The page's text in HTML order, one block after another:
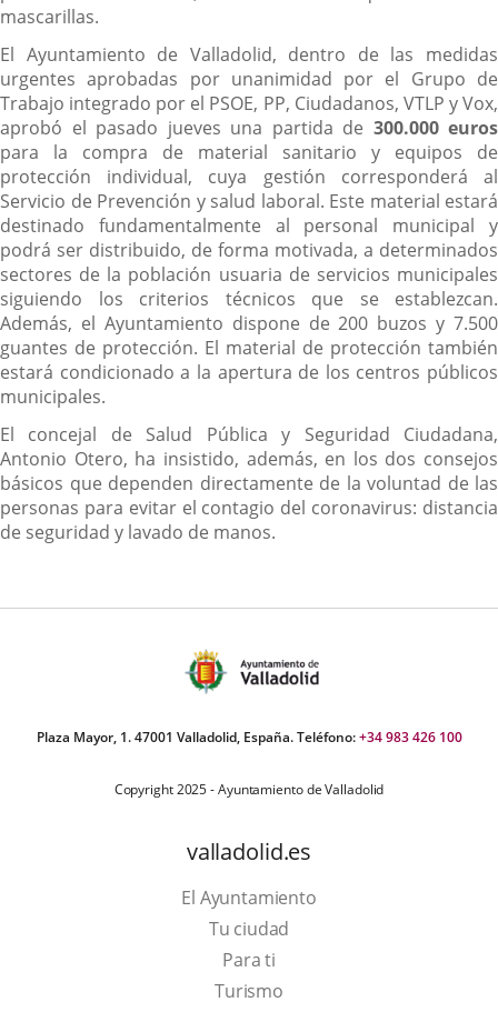
mascarillas.
El Ayuntamiento de Valladolid, dentro de las medidas
urgentes aprobadas por unanimidad por el Grupo de
Trabajo integrado por el PSOE, PP, Ciudadanos, VTLP y Vox,
aprobó el pasado jueves una partida de 300.000 euros
para la compra de material sanitario y equipos de
protección individual, cuya gestión corresponderá al
Servicio de Prevención y salud laboral. Este material estará
destinado fundamentalmente al personal municipal y
podrá ser distribuido, de forma motivada, a determinados
sectores de la población usuaria de servicios municipales
siguiendo los criterios técnicos que se establezcan.
Además, el Ayuntamiento dispone de 200 buzos y 7.500
guantes de protección. El material de protección también
estará condicionado a la apertura de los centros públicos
municipales.
El concejal de Salud Pública y Seguridad Ciudadana,
Antonio Otero, ha insistido, además, en los dos consejos
básicos que dependen directamente de la voluntad de las
personas para evitar el contagio del coronavirus: distancia
de seguridad y lavado de manos.
Plaza Mayor, 1. 47001 Valladolid, España. Teléfono:+34 983 426 100
Copyright 2025 - Ayuntamiento de Valladolid
valladolid.es
El Ayuntamiento
Tu ciudad
Para ti
TurismoThis